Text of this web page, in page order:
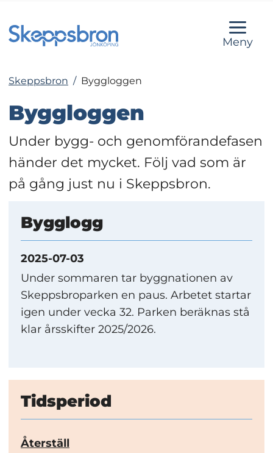
Meny
Skeppsbron / Byggloggen
Byggloggen
Under bygg- och genomförandefasen
händer det mycket. Följ vad som är
på gång just nu i Skeppsbron.
Bygglogg
2025-07-03
Under sommaren tar byggnationen av
Skeppsbroparken en paus. Arbetet startar
igen under vecka 32. Parken beräknas stå
klar årsskifter 2025/2026.
Tidsperiod
Återställ